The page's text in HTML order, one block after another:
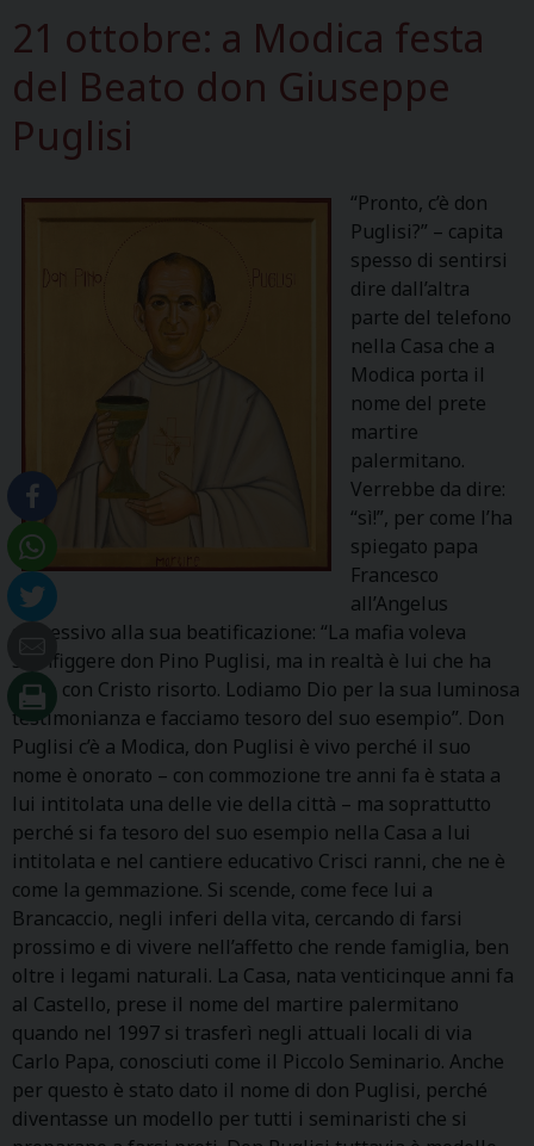
21 ottobre: a Modica festa
del Beato don Giuseppe
Puglisi
“Pronto, c’è don
Puglisi?” – capita
spesso di sentirsi
dire dall’altra
parte del telefono
nella Casa che a
Modica porta il
nome del prete
martire
palermitano.
Verrebbe da dire:
“sì!”, per come l’ha
spiegato papa
Francesco
all’Angelus
successivo alla sua beatificazione: “La mafia voleva
sconfiggere don Pino Puglisi, ma in realtà è lui che ha
vinto con Cristo risorto. Lodiamo Dio per la sua luminosa
testimonianza e facciamo tesoro del suo esempio”. Don
Puglisi c’è a Modica, don Puglisi è vivo perché il suo
nome è onorato – con commozione tre anni fa è stata a
lui intitolata una delle vie della città – ma soprattutto
perché si fa tesoro del suo esempio nella Casa a lui
intitolata e nel cantiere educativo Crisci ranni, che ne è
come la gemmazione. Si scende, come fece lui a
Brancaccio, negli inferi della vita, cercando di farsi
prossimo e di vivere nell’affetto che rende famiglia, ben
oltre i legami naturali. La Casa, nata venticinque anni fa
al Castello, prese il nome del martire palermitano
quando nel 1997 si trasferì negli attuali locali di via
Carlo Papa, conosciuti come il Piccolo Seminario. Anche
per questo è stato dato il nome di don Puglisi, perché
diventasse un modello per tutti i seminaristi che si